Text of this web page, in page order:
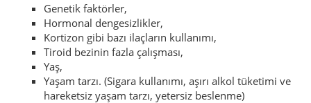
Genetik faktörler,
Hormonal dengesizlikler,
Kortizon gibi bazı ilaçların kullanımı,
Tiroid bezinin fazla çalışması,
Yaş,
Yaşam tarzı. (Sigara kullanımı, aşırı alkol tüketimi ve
hareketsiz yaşam tarzı, yetersiz beslenme)